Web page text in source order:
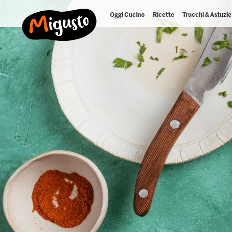
Oggi Cucino Ricette Trucchi & Astuzie